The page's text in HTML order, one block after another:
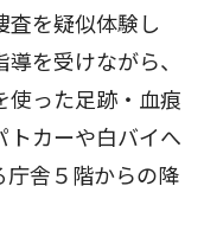
査を疑似体験し
を受けながら、
使った足跡・血痕
トカーや白バイへ
庁舎５階からの降